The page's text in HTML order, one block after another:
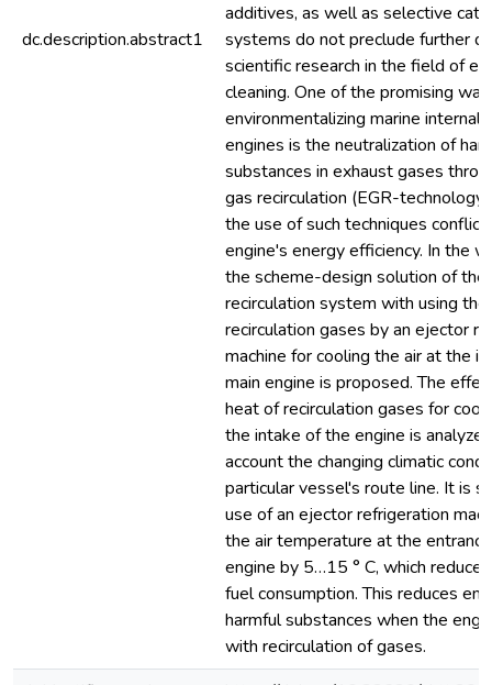
dc.description.abstract1
additives, as well as selective
systems do not preclude further
scientific research in the field of
cleaning. One of the promising
environmentalizing marine internal
engines is the neutralization of
substances in exhaust gases
gas recirculation (EGR-
the use of such techniques
engine's energy efficiency. In the
the scheme-design solution of the
recirculation system with using
recirculation gases by an ejector
machine for cooling the air at the
main engine is proposed. The
heat of recirculation gases for
the intake of the engine is
account the changing climatic
particular vessel's route line. It is
use of an ejector refrigeration
the air temperature at the
engine by 5…15 ° С, which
fuel consumption. This reduces
harmful substances when the
with recirculation of gases.